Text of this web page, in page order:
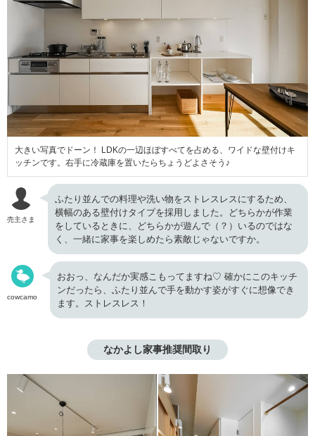
大きい写真でドーン！ LDKの一辺ほぼすべてを占める、ワイドな壁付けキ
ッチンです。右手に冷蔵庫を置いたらちょうどよさそう♪
売主さま
ふたり並んでの料理や洗い物をストレスレスにするため、
横幅のある壁付けタイプを採用しました。どちらかが作業
をしているときに、どちらかが遊んで（？）いるのではな
く、一緒に家事を楽しめたら素敵じゃないですか。
cowcamo
おおっ、なんだか実感こもってますね♡ 確かにこのキッチ
ンだったら、ふたり並んで手を動かす姿がすぐに想像でき
ます。ストレスレス！
なかよし家事推奨間取り